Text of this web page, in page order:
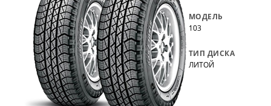
МОДЕЛЬ
103
ТИП ДИСКА
ЛИТОЙ